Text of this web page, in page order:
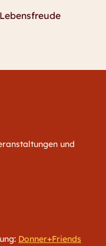
und
Donner+Friends